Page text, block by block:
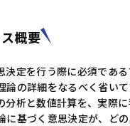
クルージョン
・労務
概要
定を行う際に必須であ
の詳細をなるべく省い
析と数値計算を、実際
基づく意思決定が、ど